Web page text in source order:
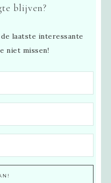
blijven?
laatste interessante
niet missen!